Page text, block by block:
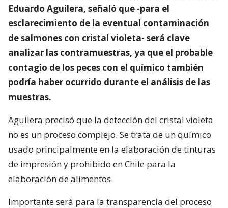
Eduardo Aguilera, señaló que -para el
esclarecimiento de la eventual contaminación
de salmones con cristal violeta- será clave
analizar las contramuestras, ya que el probable
contagio de los peces con el químico también
podría haber ocurrido durante el análisis de las
muestras.
Aguilera precisó que la detección del cristal violeta
no es un proceso complejo. Se trata de un químico
usado principalmente en la elaboración de tinturas
de impresión y prohibido en Chile para la
elaboración de alimentos.
Importante será para la transparencia del proceso